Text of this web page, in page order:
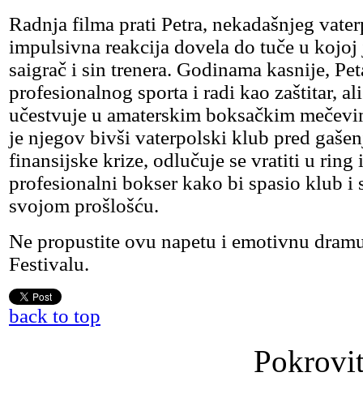
Radnja filma prati Petra, nekadašnjeg
impulsivna reakcija dovela do tuče u
saigrač i sin trenera. Godinama kasnije,
profesionalnog sporta i radi kao zaštitar,
učestvuje u amaterskim boksačkim
je njegov bivši vaterpolski klub pred
finansijske krize, odlučuje se vratiti u ring
profesionalni bokser kako bi spasio klub i
svojom prošlošću.
Ne propustite ovu napetu i emotivnu
Festivalu.
back to top